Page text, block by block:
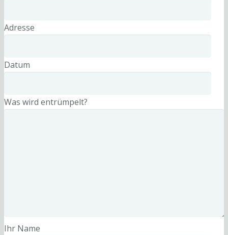
Adresse
Datum
Was wird entrümpelt?
Ihr Name